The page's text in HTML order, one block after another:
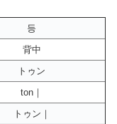
등
背中
トゥン
ton｜
トゥン｜